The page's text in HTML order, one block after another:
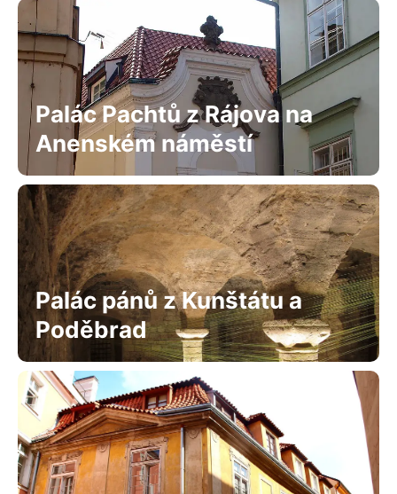
Palác Pachtů z Rájova na
Anenském náměstí
Palác pánů z Kunštátu a
Poděbrad